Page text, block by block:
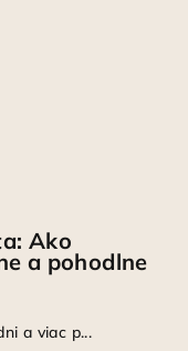
Ako
a pohodlne
a viac p...